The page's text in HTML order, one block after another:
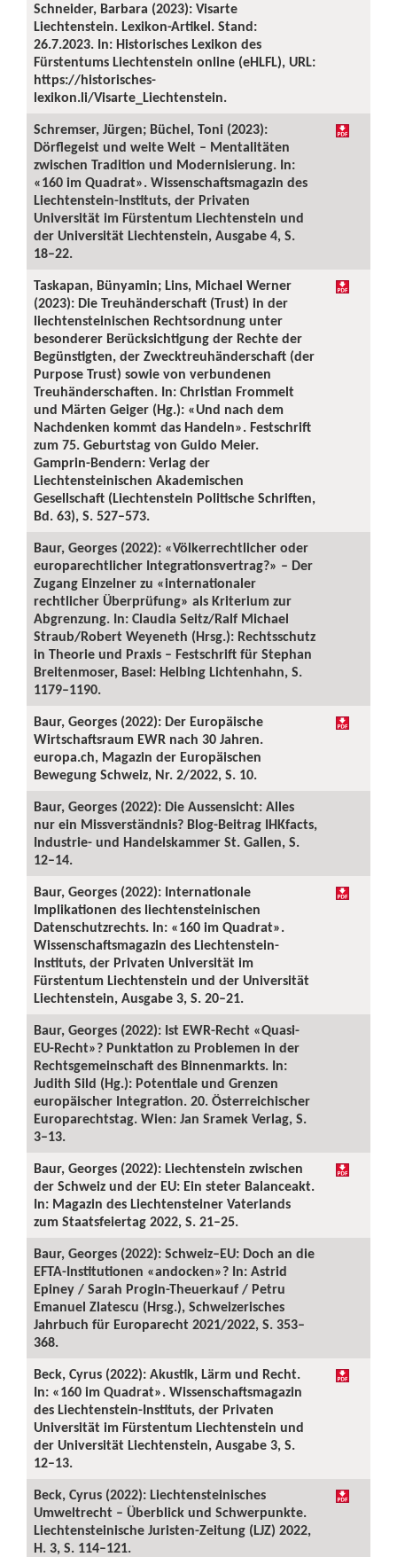
Schneider, Barbara (2023): Visarte
Liechtenstein. Lexikon-Artikel. Stand:
26.7.2023. In: Historisches Lexikon des
Fürstentums Liechtenstein online (eHLFL), URL:
https://historisches-
lexikon.li/Visarte_Liechtenstein.
Schremser, Jürgen; Büchel, Toni (2023):
Dörflegeist und weite Welt – Mentalitäten
zwischen Tradition und Modernisierung. In:
«160 im Quadrat». Wissenschaftsmagazin des
Liechtenstein-Instituts, der Privaten
Universität im Fürstentum Liechtenstein und
der Universität Liechtenstein, Ausgabe 4, S.
18–22.
Taskapan, Bünyamin; Lins, Michael Werner
(2023): Die Treuhänderschaft (Trust) in der
liechtensteinischen Rechtsordnung unter
besonderer Berücksichtigung der Rechte der
Begünstigten, der Zwecktreuhänderschaft (der
Purpose Trust) sowie von verbundenen
Treuhänderschaften. In: Christian Frommelt
und Märten Geiger (Hg.): «Und nach dem
Nachdenken kommt das Handeln». Festschrift
zum 75. Geburtstag von Guido Meier.
Gamprin-Bendern: Verlag der
Liechtensteinischen Akademischen
Gesellschaft (Liechtenstein Politische Schriften,
Bd. 63), S. 527–573.
Baur, Georges (2022): «Völkerrechtlicher oder
europarechtlicher Integrationsvertrag?» – Der
Zugang Einzelner zu «internationaler
rechtlicher Überprüfung» als Kriterium zur
Abgrenzung. In: Claudia Seitz/Ralf Michael
Straub/Robert Weyeneth (Hrsg.): Rechtsschutz
in Theorie und Praxis – Festschrift für Stephan
Breitenmoser, Basel: Helbing Lichtenhahn, S.
1179–1190.
Baur, Georges (2022): Der Europäische
Wirtschaftsraum EWR nach 30 Jahren.
europa.ch, Magazin der Europäischen
Bewegung Schweiz, Nr. 2/2022, S. 10.
Baur, Georges (2022): Die Aussensicht: Alles
nur ein Missverständnis? Blog-Beitrag IHKfacts,
Industrie- und Handelskammer St. Gallen, S.
12–14.
Baur, Georges (2022): Internationale
Implikationen des liechtensteinischen
Datenschutzrechts. In: «160 im Quadrat».
Wissenschaftsmagazin des Liechtenstein-
Instituts, der Privaten Universität im
Fürstentum Liechtenstein und der Universität
Liechtenstein, Ausgabe 3, S. 20–21.
Baur, Georges (2022): Ist EWR-Recht «Quasi-
EU-Recht»? Punktation zu Problemen in der
Rechtsgemeinschaft des Binnenmarkts. In:
Judith Sild (Hg.): Potentiale und Grenzen
europäischer Integration. 20. Österreichischer
Europarechtstag. Wien: Jan Sramek Verlag, S.
3–13.
Baur, Georges (2022): Liechtenstein zwischen
der Schweiz und der EU: Ein steter Balanceakt.
In: Magazin des Liechtensteiner Vaterlands
zum Staatsfeiertag 2022, S. 21–25.
Baur, Georges (2022): Schweiz–EU: Doch an die
EFTA-Institutionen «andocken»? In: Astrid
Epiney / Sarah Progin-Theuerkauf / Petru
Emanuel Zlatescu (Hrsg.), Schweizerisches
Jahrbuch für Europarecht 2021/2022, S. 353–
368.
Beck, Cyrus (2022): Akustik, Lärm und Recht.
In: «160 im Quadrat». Wissenschaftsmagazin
des Liechtenstein-Instituts, der Privaten
Universität im Fürstentum Liechtenstein und
der Universität Liechtenstein, Ausgabe 3, S.
12–13.
Beck, Cyrus (2022): Liechtensteinisches
Umweltrecht – Überblick und Schwerpunkte.
Liechtensteinische Juristen-Zeitung (LJZ) 2022,
H. 3, S. 114–121.